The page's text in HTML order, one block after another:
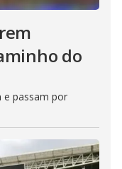
do
e passam por